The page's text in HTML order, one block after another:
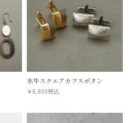
水牛スクエアカフスボタン
¥8,800税込